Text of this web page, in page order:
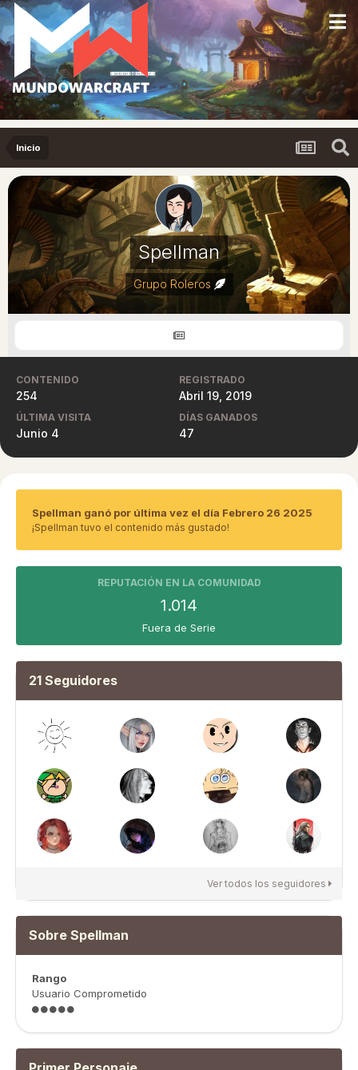
Inicio
Spellman
Grupo Roleros
CONTENIDO
254
REGISTRADO
Abril 19, 2019
ÚLTIMA VISITA
Junio 4
DÍAS GANADOS
47
Spellman ganó por última vez el día Febrero 26 2025
¡Spellman tuvo el contenido más gustado!
REPUTACIÓN EN LA COMUNIDAD
1.014
Fuera de Serie
21 Seguidores
Ver todos los seguidores
Sobre Spellman
Rango
Usuario Comprometido